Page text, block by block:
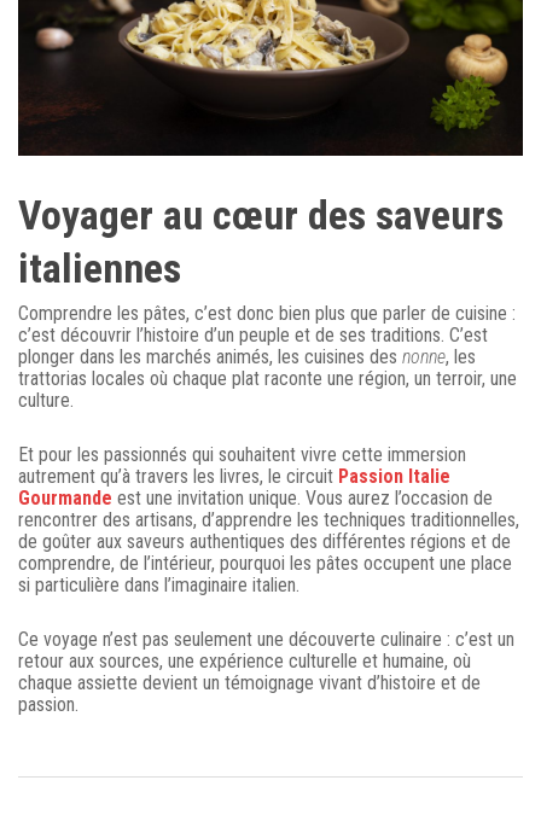
Voyager au cœur des saveurs
italiennes
Comprendre les pâtes, c’est donc bien plus que parler de cuisine :
c’est découvrir l’histoire d’un peuple et de ses traditions. C’est
plonger dans les marchés animés, les cuisines des nonne, les
trattorias locales où chaque plat raconte une région, un terroir, une
culture.
Et pour les passionnés qui souhaitent vivre cette immersion
autrement qu’à travers les livres, le circuit Passion Italie
Gourmande est une invitation unique. Vous aurez l’occasion de
rencontrer des artisans, d’apprendre les techniques traditionnelles,
de goûter aux saveurs authentiques des différentes régions et de
comprendre, de l’intérieur, pourquoi les pâtes occupent une place
si particulière dans l’imaginaire italien.
Ce voyage n’est pas seulement une découverte culinaire : c’est un
retour aux sources, une expérience culturelle et humaine, où
chaque assiette devient un témoignage vivant d’histoire et de
passion.